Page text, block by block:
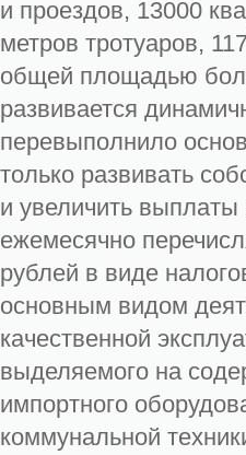
и проездов, 13000
метров тротуаров,
общей площадью
развивается
перевыполнило
только развивать
и увеличить
ежемесячно
рублей в виде
основным видом
качественной
выделяемого на
импортного
коммунальной